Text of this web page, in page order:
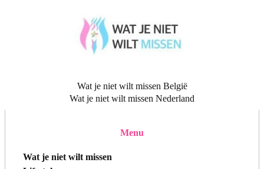
Wat je niet wilt missen België
Wat je niet wilt missen Nederland
Menu
Wat je niet wilt missen